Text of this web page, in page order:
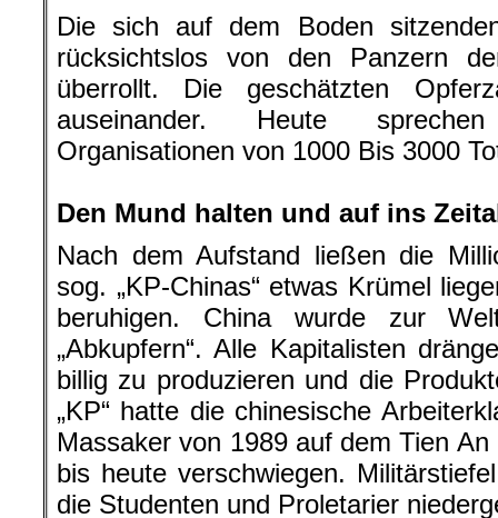
Die sich auf dem Boden
rücksichtslos von den Panzern der
überrollt. Die geschätzten
auseinander. Heute
Organisationen von 1000 Bis 3000
Den Mund halten und auf ins
Nach dem Aufstand ließen die
sog. „KP-Chinas“ etwas Krümel
beruhigen. China wurde zur
„Abkupfern“. Alle Kapitalisten
billig zu produzieren und die
„KP“ hatte die chinesische
Massaker von 1989 auf dem Tien
bis heute verschwiegen.
die Studenten und Proletarier